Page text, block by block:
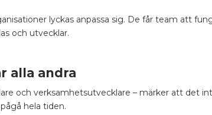
lyckas anpassa sig. De får team att
och utvecklar.
alla andra
och verksamhetsutvecklare – märker att det
hela tiden.